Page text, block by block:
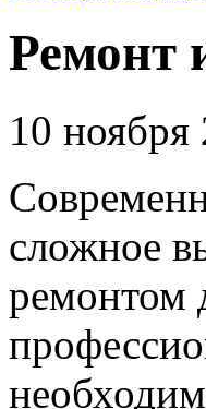
Ремонт
10 ноября
сложное
ремонтом